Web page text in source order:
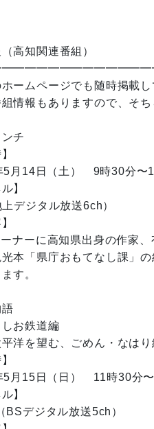
高知関連番組）
ームページでも随時掲載し
情報もありますので、そち
チ
日（土） 9時30分〜
】
ジタル放送6ch）
に高知県出身の作家、有
県庁おもてなし課」の
。
お鉄道編
望む、ごめん・なはり
15日（日） 11時30分〜
】
ジタル放送5ch）